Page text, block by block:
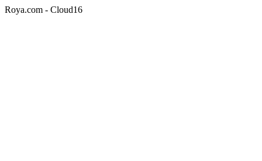
Roya.com - Cloud16